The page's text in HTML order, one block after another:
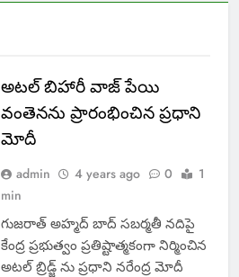
అటల్ బిహారీ వాజ్ పేయి
వంతెనను ప్రారంభించిన ప్రధాని
మోదీ
admin 4 years ago 0
1
min
గుజరాత్ అహ్మద్ బాద్ సబర్మతీ నదిపై
కేంద్ర ప్రభుత్వం ప్రతిష్టాత్మకంగా నిర్మించిన
అటల్ బ్రిడ్జ్ ను ప్రధాని నరేంద్ర మోదీ